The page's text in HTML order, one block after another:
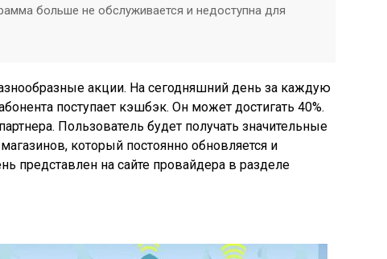
больше не обслуживается и недоступна для
акции. На сегодняшний день за каждую
поступает кэшбэк. Он может достигать 40%.
Пользователь будет получать значительные
который постоянно обновляется и
представлен на сайте провайдера в разделе